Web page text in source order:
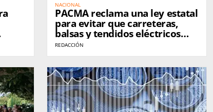
NACIONAL
PACMA reclama una ley estatal
para evitar que carreteras,
balsas y tendidos eléctricos
sigan matando fauna silvestre
REDACCIÓN